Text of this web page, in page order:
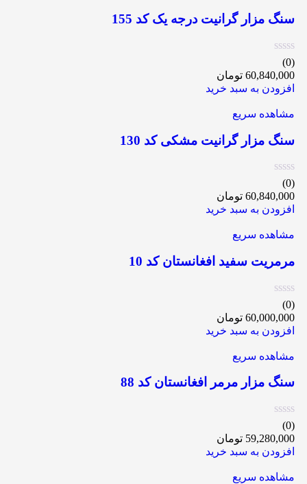
سنگ مزار گرانیت درجه یک کد 155
(0)
60,840,000 تومان
افزودن به سبد خرید
مشاهده سریع
سنگ مزار گرانیت مشکی کد 130
(0)
60,840,000 تومان
افزودن به سبد خرید
مشاهده سریع
مرمریت سفید افغانستان کد 10
(0)
60,000,000 تومان
افزودن به سبد خرید
مشاهده سریع
سنگ مزار مرمر افغانستان کد 88
(0)
59,280,000 تومان
افزودن به سبد خرید
مشاهده سریع